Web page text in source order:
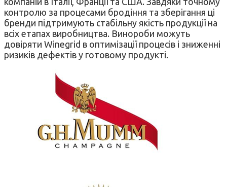
контролю за процесами бродіння та зберігання ці
бренди підтримують стабільну якість продукції на
всіх етапах виробництва. Винороби можуть
довіряти Winegrid в оптимізації процесів і зниженні
ризиків дефектів у готовому продукті.